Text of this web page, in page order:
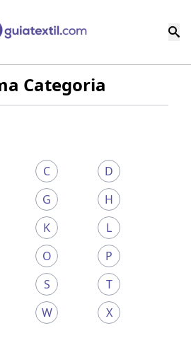
Categoria
C
D
G
H
K
L
O
P
S
T
W
X